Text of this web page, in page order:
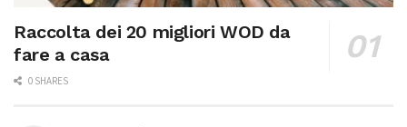
Raccolta dei 20 migliori WOD da
fare a casa
0 SHARES